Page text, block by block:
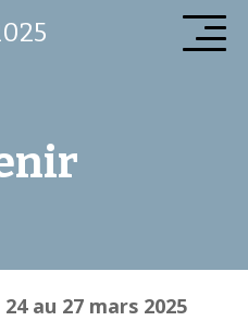
24 au 27 mars 2025